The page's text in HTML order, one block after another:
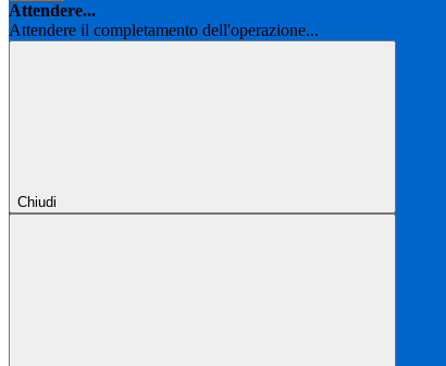
Attendere...
Attendere il completamento dell'operazione...
Chiudi